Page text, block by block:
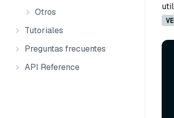
Otros
Tutoriales
Preguntas frecuentes
API Reference